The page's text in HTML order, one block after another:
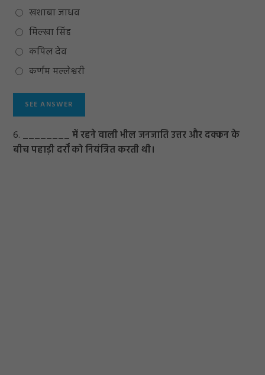
खशाबा जाधव
मिल्खा सिंह
कपिल देव
कर्णम मल्लेश्वरी
6. ________ में रहने वाली भील जनजाति उत्तर और दक्कन के
बीच पहाड़ी दर्रों को नियंत्रित करती थी।